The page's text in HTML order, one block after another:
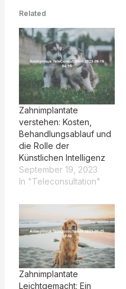
Related
Zahnimplantate
verstehen: Kosten,
Behandlungsablauf und
die Rolle der
Künstlichen Intelligenz
September 19, 2023
In "Teleconsultation"
Zahnimplantate
Leichtgemacht: Ein